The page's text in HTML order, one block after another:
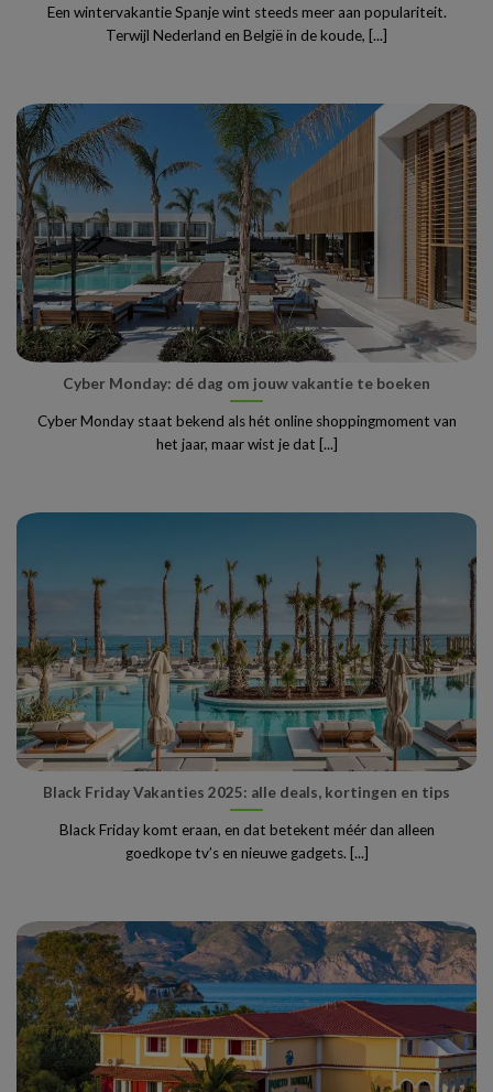
Een wintervakantie Spanje wint steeds meer aan populariteit.
Terwijl Nederland en België in de koude, [...]
Cyber Monday: dé dag om jouw vakantie te boeken
Cyber Monday staat bekend als hét online shoppingmoment van
het jaar, maar wist je dat [...]
Black Friday Vakanties 2025: alle deals, kortingen en tips
Black Friday komt eraan, en dat betekent méér dan alleen
goedkope tv’s en nieuwe gadgets. [...]